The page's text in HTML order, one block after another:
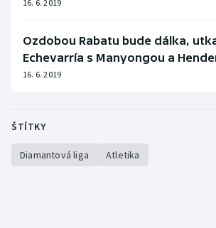
16. 6. 2019
Ozdobou Rabatu bude dálka,
Echevarría s Manyongou a
16. 6. 2019
ŠTÍTKY
Diamantová liga Atletika